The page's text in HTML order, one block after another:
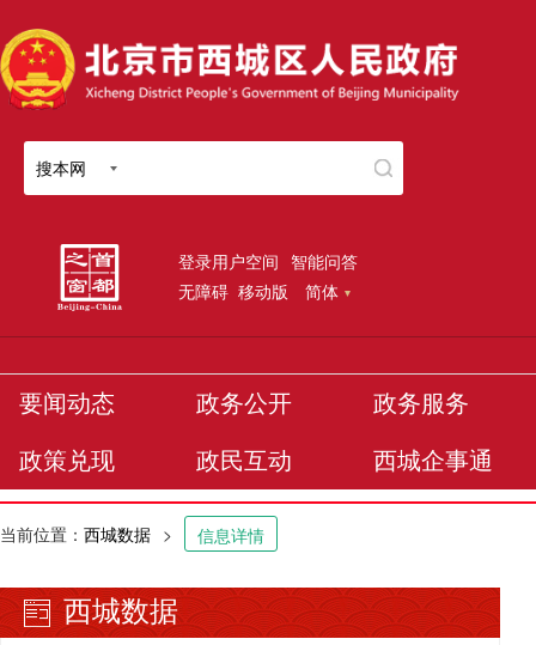
搜本网
登录用户空间 智能问答
无障碍 移动版 简体
要闻动态 政务公开 政务服务
政策兑现 政民互动 西城企事通
当前位置： 西城数据 > 信息详情
西城数据